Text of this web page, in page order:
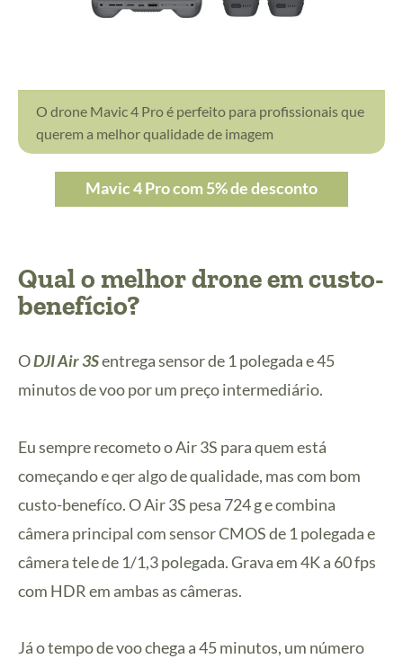
O drone Mavic 4 Pro é perfeito para profissionais que
querem a melhor qualidade de imagem
Mavic 4 Pro com 5% de desconto
Qual o melhor drone em custo-
benefício?
ODJI Air 3Sentrega sensor de 1 polegada e 45
minutos de voo por um preço intermediário.
Eu sempre recometo o Air 3S para quem está
começando e qer algo de qualidade, mas com bom
custo-benefíco. O Air 3S pesa 724 g e combina
câmera principal com sensor CMOS de 1 polegada e
câmera tele de 1/1,3 polegada. Grava em 4K a 60 fps
com HDR em ambas as câmeras.
Já o tempo de voo chega a 45 minutos, um número